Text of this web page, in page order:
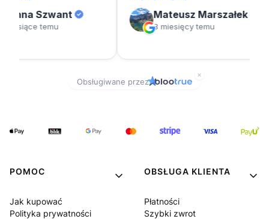
POMOC
Jak kupować
Polityka prywatności
OBSŁUGA KLIENTA
Płatności
Szybki zwrot